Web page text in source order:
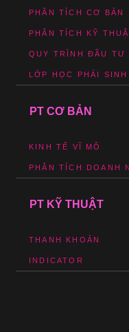
PHÂN TÍCH CƠ BẢN
PHÂN TÍCH KỸ
QUY TRÌNH ĐẦU TƯ
LỚP HỌC PHÁI SINH
PT CƠ BẢN
KINH TẾ VĨ MÔ
PHÂN TÍCH DOANH
PT KỸ THUẬT
THANH KHOẢN
INDICATOR